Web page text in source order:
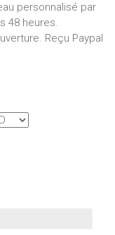
personnalisé par
48 heures.
Reçu Paypal